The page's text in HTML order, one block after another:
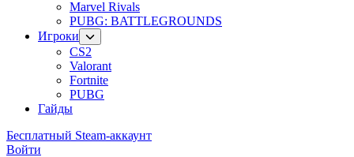
Marvel Rivals
PUBG: BATTLEGROUNDS
Игроки
CS2
Valorant
Fortnite
PUBG
Гайды
Бесплатный Steam-аккаунт
Войти